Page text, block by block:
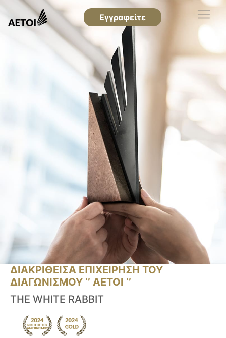
Εγγραφείτε
ΔΙΑΚΡΙΘΕΙΣΑ ΕΠΙΧΕΙΡΗΣΗ ΤΟΥ
ΔΙΑΓΩΝΙΣΜΟΥ ‘’ ΑΕΤΟΙ ‘’
THE WHITE RABBIT